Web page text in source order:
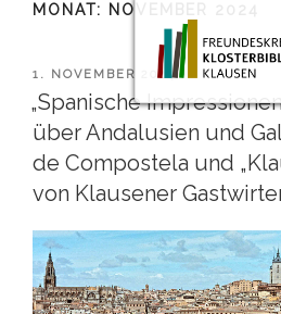
springen
MONAT: NOVEMBER 2024
VERÖFFENTLICHT
AM
1. NOVEMBER 2024
„Spanische
über Andalusien und
de Compostela und
von Klausener